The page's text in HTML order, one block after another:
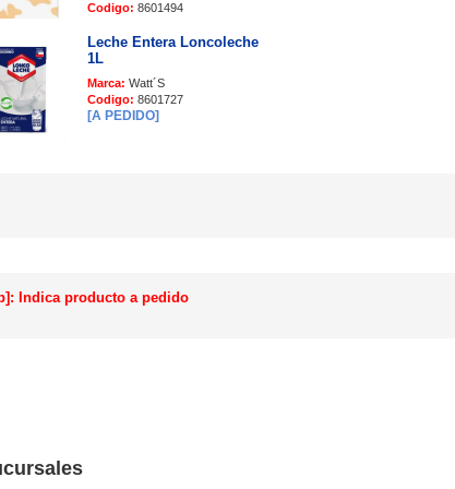
Codigo: 8601494
Leche Entera Loncoleche
1L
Marca: Watt´S
Codigo: 8601727
[A PEDIDO]
Indica producto a pedido